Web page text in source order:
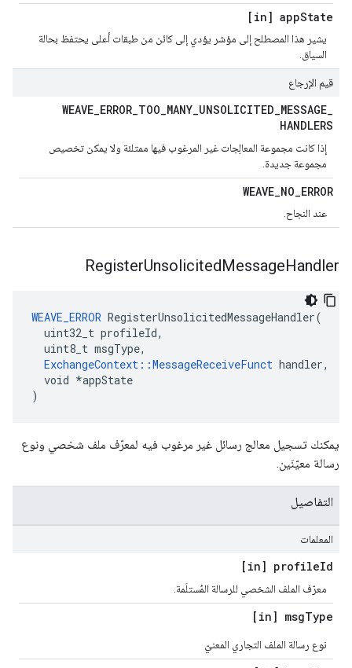
[in] appState
يشير هذا المصطلح إلى مؤشر يؤدي إلى كائن من طبقات أعلى يحتفظ بحالة
السياق.
قيم الإرجاع
WEAVE_ERROR_TOO_MANY_UNSOLICITED_MESSAGE_
HANDLERS
إذا كانت مجموعة المعالِجات غير المرغوب فيها ممتلئة ولا يمكن تخصيص
مجموعة جديدة.
WEAVE_NO_ERROR
عند النجاح.
RegisterUnsolicitedMessageHandler
WEAVE_ERROR RegisterUnsolicitedMessageHandler(
  uint32_t profileId,
  uint8_t msgType,
ExchangeContext::MessageReceiveFunct handler,
  void *appState
)
يمكنك تسجيل معالج رسائل غير مرغوب فيه لمعرّف ملف شخصي ونوع
رسالة معيّنَين.
التفاصيل
المعلمات
[in] profileId
معرّف الملف الشخصي للرسالة المُستلَمة.
[in] msgType
نوع رسالة الملف التجاري المعنيّ